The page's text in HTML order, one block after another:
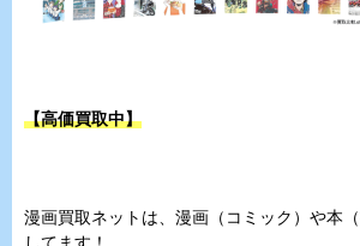
【高価買取中】
漫画買取ネットは、漫画（コミック）や本